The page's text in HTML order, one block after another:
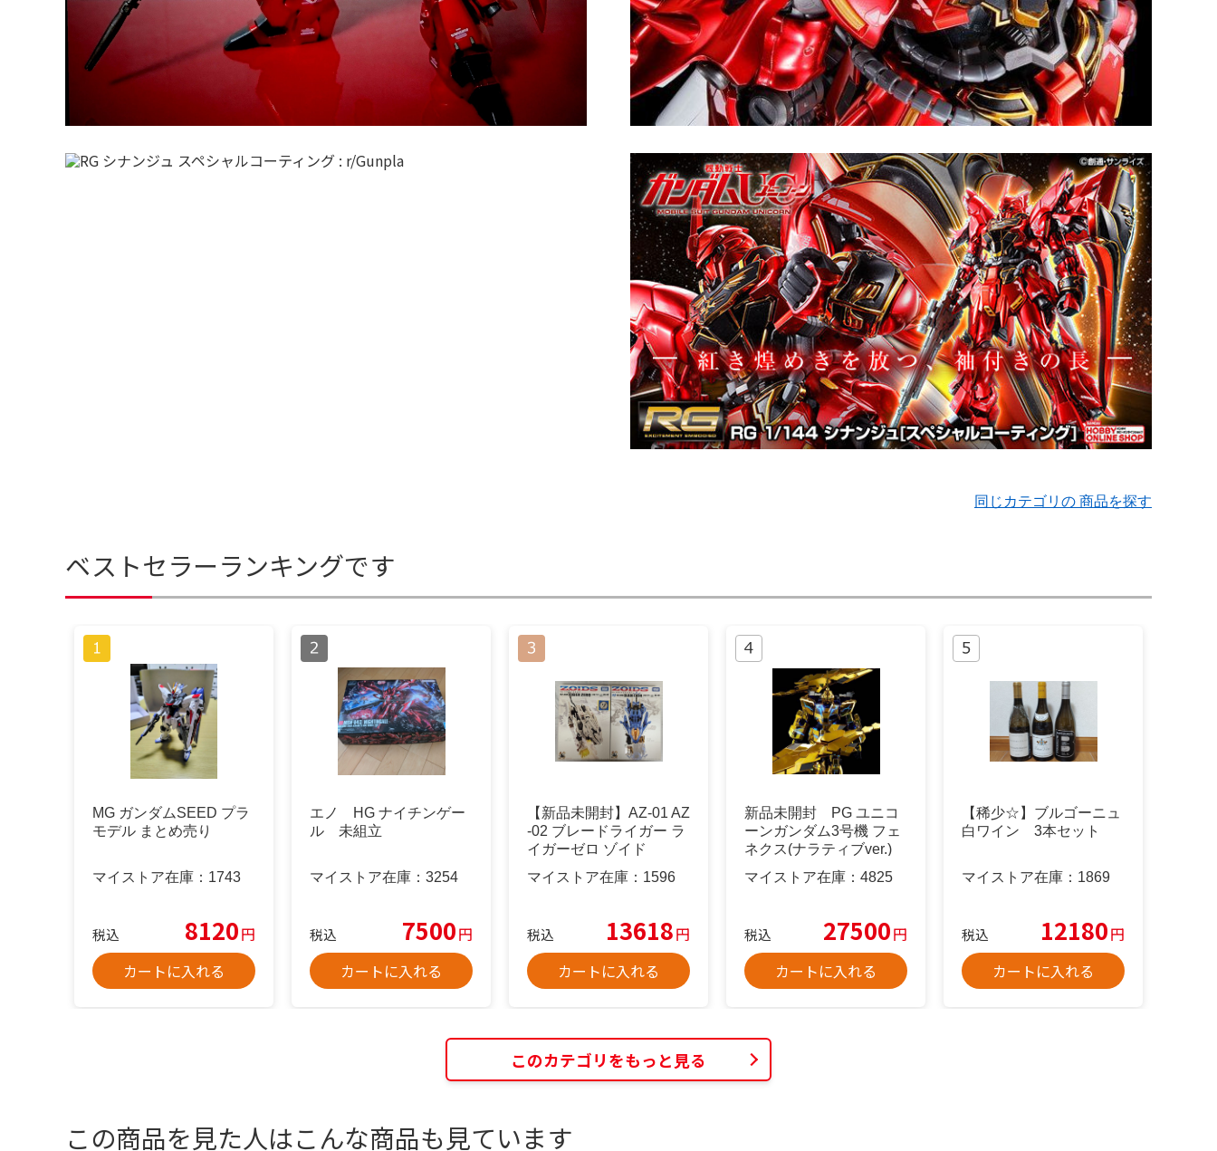
同じカテゴリの 商品を探す
ベストセラーランキングです
MG ガンダムSEED プラ
モデル まとめ売り
マイストア在庫： 1743
税込 8120円
カートに入れる
エノ HG ナイチンゲー
ル 未組立
マイストア在庫： 3254
税込 7500円
カートに入れる
【新品未開封】AZ-01 AZ
-02 ブレードライガー ラ
イガーゼロ ゾイド
マイストア在庫： 1596
税込 13618円
カートに入れる
新品未開封 PG ユニコ
ーンガンダム3号機 フェ
ネクス(ナラティブver.)
マイストア在庫： 4825
税込 27500円
カートに入れる
【稀少☆】ブルゴーニュ
白ワイン 3本セット
マイストア在庫： 1869
税込 12180円
カートに入れる
このカテゴリをもっと見る
この商品を見た人はこんな商品も見ています